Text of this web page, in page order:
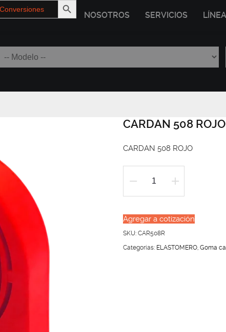
NOSOTROS SERVICIOS
CARDAN 508 ROJO
CARDAN 508 ROJO
CARDAN
ROJO
cantidad
Agregar a cotización
SKU:CAR508R
Categorías: ELASTOMERO,Goma